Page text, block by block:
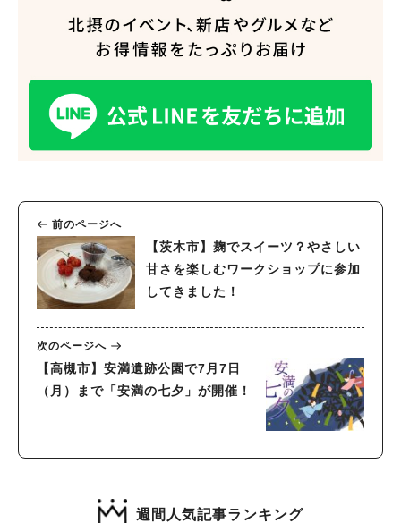
前のページへ
【茨木市】麹でスイーツ？やさしい
甘さを楽しむワークショップに参加
してきました！
次のページへ
【高槻市】安満遺跡公園で7月7日
（月）まで「安満の七夕」が開催！
週間人気記事ランキング